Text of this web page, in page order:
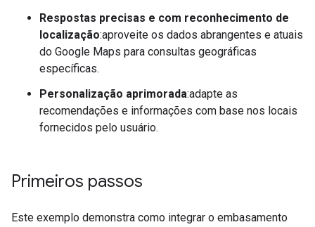
Respostas precisas e com reconhecimento de
localização:aproveite os dados abrangentes e atuais
do Google Maps para consultas geográficas
específicas.
Personalização aprimorada:adapte as
recomendações e informações com base nos locais
fornecidos pelo usuário.
Primeiros passos
Este exemplo demonstra como integrar o embasamento